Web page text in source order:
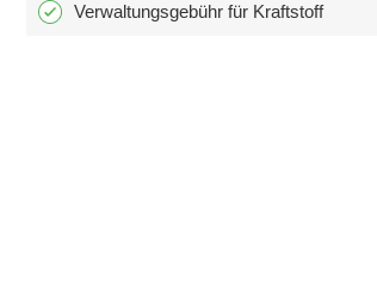
Verwaltungsgebühr für Kraftstoff